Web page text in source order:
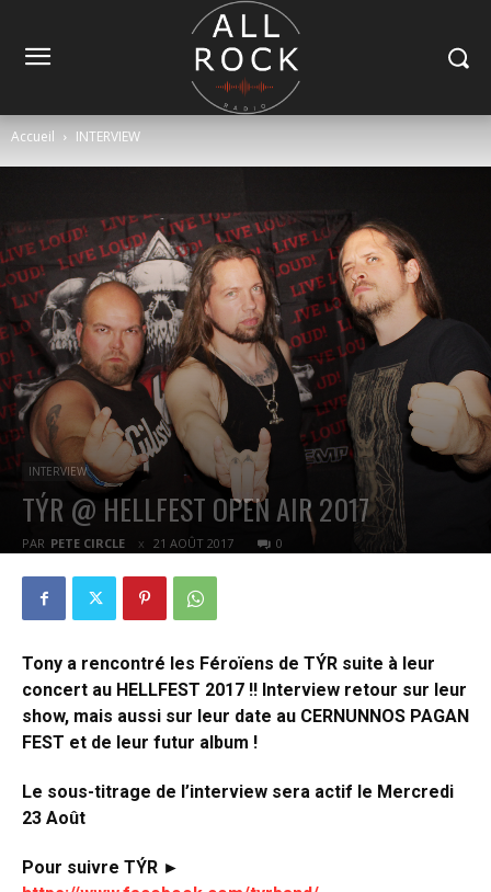
Accueil INTERVIEW
INTERVIEW
TÝR @ HELLFEST OPEN AIR 2017
PAR PETE CIRCLE 21 AOÛT 2017 0
Tony a rencontré les Féroïens de TÝR suite à leur
concert au HELLFEST 2017 !! Interview retour sur leur
show, mais aussi sur leur date au CERNUNNOS PAGAN
FEST et de leur futur album !
Le sous-titrage de l’interview sera actif le Mercredi
23 Août
Pour suivre TÝR ►